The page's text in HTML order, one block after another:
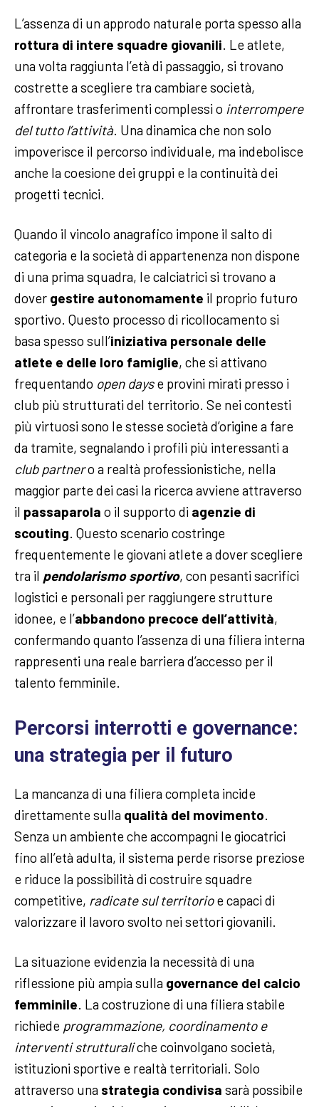
L’assenza di un approdo naturale porta spesso alla
rottura di intere squadre giovanili. Le atlete,
una volta raggiunta l’età di passaggio, si trovano
costrette a scegliere tra cambiare società,
affrontare trasferimenti complessi o interrompere
del tutto l’attività. Una dinamica che non solo
impoverisce il percorso individuale, ma indebolisce
anche la coesione dei gruppi e la continuità dei
progetti tecnici.
Quando il vincolo anagrafico impone il salto di
categoria e la società di appartenenza non dispone
di una prima squadra, le calciatrici si trovano a
dover gestire autonomamente il proprio futuro
sportivo. Questo processo di ricollocamento si
basa spesso sull’iniziativa personale delle
atlete e delle loro famiglie, che si attivano
frequentando open dayse provini mirati presso i
club più strutturati del territorio. Se nei contesti
più virtuosi sono le stesse società d’origine a fare
da tramite, segnalando i profili più interessanti a
club partnero a realtà professionistiche, nella
maggior parte dei casi la ricerca avviene attraverso
il passaparola o il supporto di agenzie di
scouting. Questo scenario costringe
frequentemente le giovani atlete a dover scegliere
tra il pendolarismo sportivo, con pesanti sacrifici
logistici e personali per raggiungere strutture
idonee, e l’abbandono precoce dell’attività,
confermando quanto l’assenza di una filiera interna
rappresenti una reale barriera d’accesso per il
talento femminile.
Percorsi interrotti e governance:
una strategia per il futuro
La mancanza di una filiera completa incide
direttamente sulla qualità del movimento.
Senza un ambiente che accompagni le giocatrici
fino all’età adulta, il sistema perde risorse preziose
e riduce la possibilità di costruire squadre
competitive, radicate sul territorioe capaci di
valorizzare il lavoro svolto nei settori giovanili.
La situazione evidenzia la necessità di una
riflessione più ampia sulla governance del calcio
femminile. La costruzione di una filiera stabile
richiede programmazione, coordinamento e
interventi strutturaliche coinvolgano società,
istituzioni sportive e realtà territoriali. Solo
attraverso una strategia condivisa sarà possibile